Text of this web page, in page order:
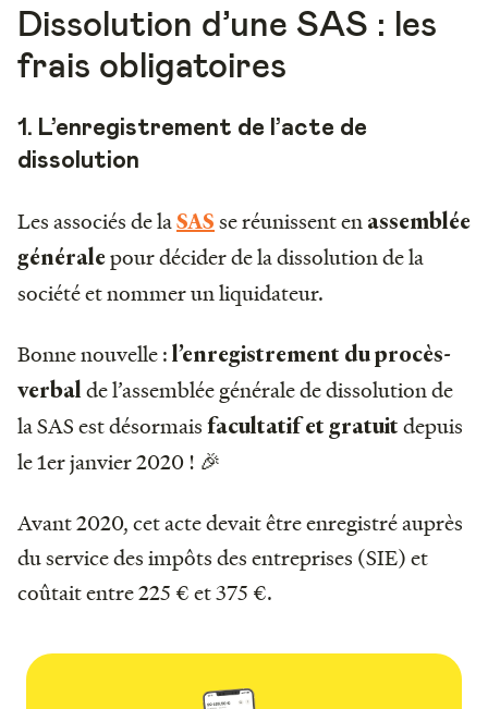
Dissolution d’une SAS : les
frais obligatoires
1. L’enregistrement de l’acte de
dissolution
Les associés de laSAS se réunissent en assemblée
généralepour décider de la dissolution de la
société et nommer un liquidateur.
Bonne nouvelle : l’enregistrement du procès-
verbal de l’assemblée générale de dissolution de
la SAS est désormais facultatif et gratuit depuis
le 1er janvier 2020 ! 🎉
Avant 2020, cet acte devait être enregistré auprès
du service des impôts des entreprises (SIE) et
coûtait entre 225 € et 375 €.